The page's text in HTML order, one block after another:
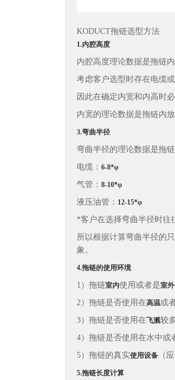
KODUCT拖链选型方法
1.内腔高度
内腔高度理论数据是拖链
考虑客户选型时存在电缆
因此在确定内宽和内高时
内宽的理论数据是拖链内
3.弯曲半径
弯曲半径的理论数据是拖
电缆： 6-8*φ
气管： 8-10*φ
液压油管： 12-15*φ
*客户在选择弯曲半径时往
所以根据计算弯曲半径的
象。
4.拖链的使用环境
1）拖链室内使用或者是室外
2）拖链是否使用在高温或
3）拖链是否使用在飞溅较
4）拖链是否使用在水中或
5）拖链的真实使用设备 （
5.拖链长度计算